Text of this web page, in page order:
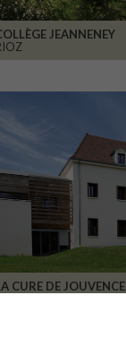
JEANNENEY
CURE DE JOUVENCE